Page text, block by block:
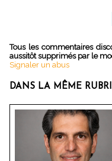
Tous les commentaires
aussitôt supprimés par le
Signaler un abus
DANS LA MÊME